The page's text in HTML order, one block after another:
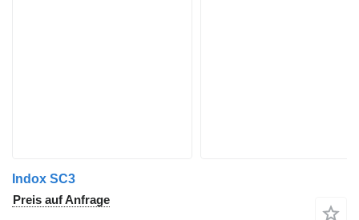
Indox SC3
Preis auf Anfrage